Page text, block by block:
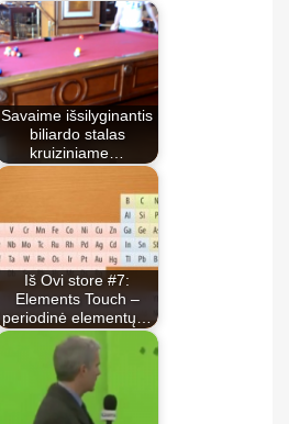
Savaime išsilyginantis
biliardo stalas
kruiziniame…
Iš Ovi store #7:
Elements Touch –
periodinė elementų…